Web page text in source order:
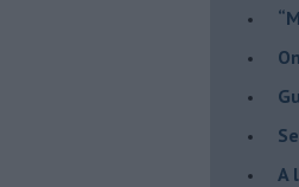
​A